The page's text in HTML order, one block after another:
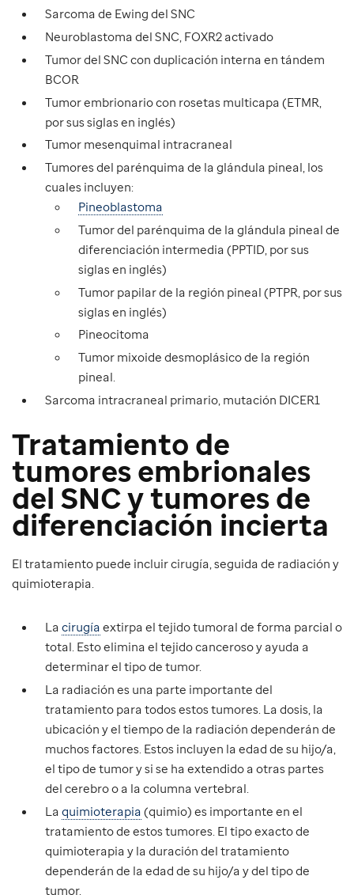
Sarcoma de Ewing del SNC
Neuroblastoma del SNC, FOXR2 activado
Tumor del SNC con duplicación interna en tándem
BCOR
Tumor embrionario con rosetas multicapa (ETMR,
por sus siglas en inglés)
Tumor mesenquimal intracraneal
Tumores del parénquima de la glándula pineal, los
cuales incluyen:
Pineoblastoma
Tumor del parénquima de la glándula pineal de
diferenciación intermedia (PPTID, por sus
siglas en inglés)
Tumor papilar de la región pineal (PTPR, por sus
siglas en inglés)
Pineocitoma
Tumor mixoide desmoplásico de la región
pineal.
Sarcoma intracraneal primario, mutación DICER1
Tratamiento de
tumores embrionales
del SNCy tumores de
diferenciación incierta
El tratamiento puede incluir cirugía, seguida de radiación y
quimioterapia.
La cirugía extirpa el tejido tumoral de forma parcial o
total. Esto elimina el tejido canceroso y ayuda a
determinar el tipo de tumor.
La radiación es una parte importante del
tratamiento para todos estos tumores. La dosis, la
ubicación y el tiempo de la radiación dependerán de
muchos factores. Estos incluyen la edad de su hijo/a,
el tipo de tumor y si se ha extendido a otras partes
del cerebro o a la columna vertebral.
La quimioterapia (quimio) es importante en el
tratamiento de estos tumores. El tipo exacto de
quimioterapia y la duración del tratamiento
dependerán de la edad de su hijo/a y del tipo de
tumor.